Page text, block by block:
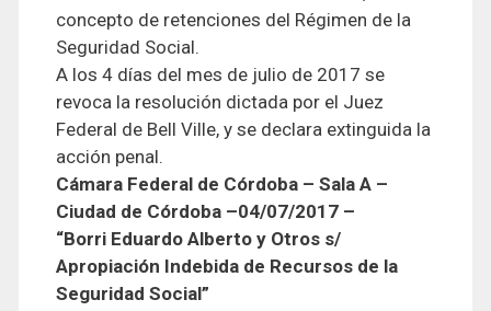
concepto de retenciones del Régimen de la
Seguridad Social.
A los 4 días del mes de julio de 2017 se
revoca la resolución dictada por el Juez
Federal de Bell Ville, y se declara extinguida la
acción penal.
Cámara Federal de Córdoba – Sala A –
Ciudad de Córdoba –04/07/2017 –
“Borri Eduardo Alberto y Otros s/
Apropiación Indebida de Recursos de la
Seguridad Social”